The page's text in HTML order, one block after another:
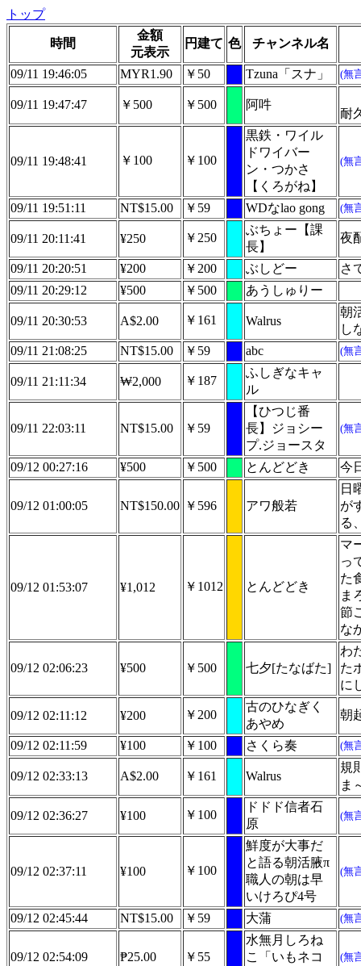
トップ
時間
金額
元表示
円建て 色 チャンネル名
09/11 19:46:05 MYR1.90 ￥50 Tzuna「スナ」 (無
09/11 19:47:47 ￥500 ￥500 阿吽
耐
09/11 19:48:41 ￥100 ￥100
黒鉄・ワイル
ドワイバー
ン・つかさ
【くろがね】
(無
09/11 19:51:11 NT$15.00 ￥59 WDなlao gong (無
09/11 20:11:41 ¥250 ￥250
ぶちょー【課
長】
夜
09/11 20:20:51 ¥200 ￥200 ぶしどー
さ
09/11 20:29:12
¥500 ￥500 あうしゅりー
09/11 20:30:53 A$2.00 ￥161 Walrus
朝
し
09/11 21:08:25
NT$15.00 ￥59 abc (無
09/11 21:11:34 ₩2,000 ￥187
ふしぎなキャ
ル
09/11 22:03:11 NT$15.00 ￥59
【ひつじ番
長】ジョシー
プ.ジョースタ
(無
09/12 00:27:16 ¥500 ￥500 とんどどき 今
09/12 01:00:05 NT$150.00 ￥596 アワ般若
日
が
る
09/12 01:53:07 ¥1,012 ￥1012 とんどどき
マ
っ
た
ま
節
な
09/12 02:06:23 ¥500 ￥500 七夕[たなばた]
わ
た
に
09/12 02:11:12 ¥200 ￥200
古のひなぎく
あやめ
朝
09/12 02:11:59 ¥100 ￥100 さくら奏 (無
09/12 02:33:13 A$2.00 ￥161 Walrus
規
ま
09/12 02:36:27 ¥100 ￥100
ドドド信者石
原
(無
09/12 02:37:11 ¥100 ￥100
鮮度が大事だ
と語る朝活腋π
職人の朝は早
いけろぴ4号
(無
09/12 02:45:44 NT$15.00 ￥59 大蒲 (無
09/12 02:54:09 ₱25.00 ￥55
水無月しろね
こ「いもネコ
(無